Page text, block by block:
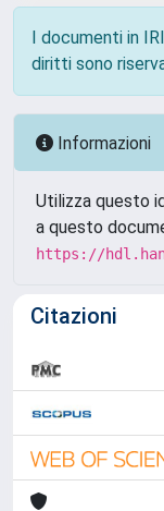
I documenti in
diritti sono
Informazioni
Utilizza questo
a questo
https://
Citazioni